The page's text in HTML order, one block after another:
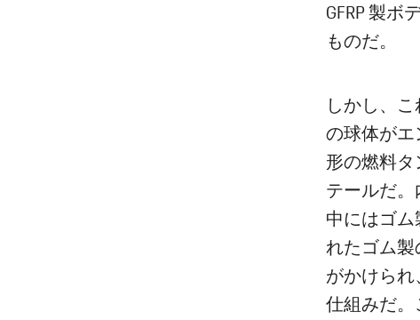
GFRP 製
ものだ。
しかし、
の球体が
形の燃料
テールだ
中にはゴ
れたゴム
がかけら
仕組みだ